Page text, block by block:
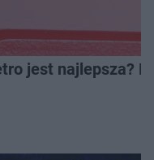
jest najlepsza?